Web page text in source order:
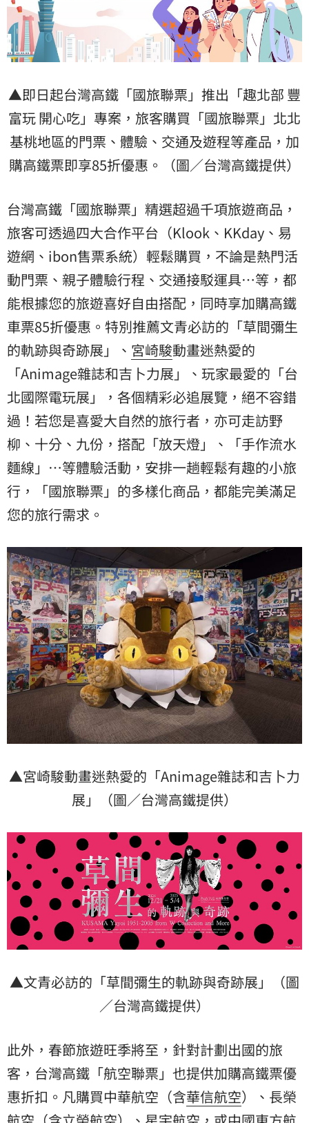
▲即日起台灣高鐵「國旅聯票」推出「趣北部 豐
富玩 開心吃」專案，旅客購買「國旅聯票」北北
基桃地區的門票、體驗、交通及遊程等產品，加
購高鐵票即享85折優惠。（圖／台灣高鐵提供）
台灣高鐵「國旅聯票」精選超過千項旅遊商品，
旅客可透過四大合作平台（Klook、KKday、易
遊網、ibon售票系統）輕鬆購買，不論是熱門活
動門票、親子體驗行程、交通接駁運具…等，都
能根據您的旅遊喜好自由搭配，同時享加購高鐵
車票85折優惠。特別推薦文青必訪的「草間彌生
的軌跡與奇跡展」、 宮崎駿動畫迷熱愛的
「Animage雜誌和吉卜力展」、玩家最愛的「台
北國際電玩展」，各個精彩必追展覽，絕不容錯
過！若您是喜愛大自然的旅行者，亦可走訪野
柳、十分、九份，搭配「放天燈」、「手作流水
麵線」…等體驗活動，安排一趟輕鬆有趣的小旅
行，「國旅聯票」的多樣化商品，都能完美滿足
您的旅行需求。
▲宮崎駿動畫迷熱愛的「Animage雜誌和吉卜力
展」（圖／台灣高鐵提供）
▲文青必訪的「草間彌生的軌跡與奇跡展」（圖
／台灣高鐵提供）
此外，春節旅遊旺季將至，針對計劃出國的旅
客，台灣高鐵「航空聯票」也提供加購高鐵票優
惠折扣。凡購買中華航空（含華信航空）、 長榮